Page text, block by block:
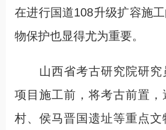
在进行国道108升级扩容施
物保护也显得尤为重要。
山西省考古研究院研究
项目施工前，将考古前置
村、侯马晋国遗址等重点文